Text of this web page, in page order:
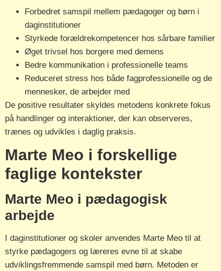
Forbedret samspil mellem pædagoger og børn i
daginstitutioner
Styrkede forældrekompetencer hos sårbare familier
Øget trivsel hos borgere med demens
Bedre kommunikation i professionelle teams
Reduceret stress hos både fagprofessionelle og de
mennesker, de arbejder med
De positive resultater skyldes metodens konkrete fokus
på handlinger og interaktioner, der kan observeres,
trænes og udvikles i daglig praksis.
Marte Meo i forskellige
faglige kontekster
Marte Meo i pædagogisk
arbejde
I daginstitutioner og skoler anvendes Marte Meo til at
styrke pædagogers og læreres evne til at skabe
udviklingsfremmende samspil med børn. Metoden er